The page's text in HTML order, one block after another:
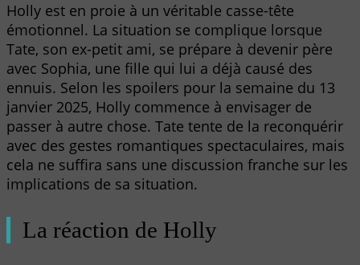
Holly est en proie à un véritable casse-tête
émotionnel. La situation se complique lorsque
Tate, son ex-petit ami, se prépare à devenir père
avec Sophia, une fille qui lui a déjà causé des
ennuis. Selon les spoilers pour la semaine du 13
janvier 2025, Holly commence à envisager de
passer à autre chose. Tate tente de la reconquérir
avec des gestes romantiques spectaculaires, mais
cela ne suffira sans une discussion franche sur les
implications de sa situation.
La réaction de Holly